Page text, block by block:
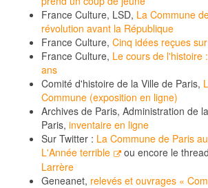
France Culture, LSD, La Commune
révolution avant la République
France Culture, Cinq idées reçues
France Culture, Le cours de l'histoire
ans
Comité d'histoire de la Ville de Paris,
Commune (exposition en ligne)
Archives de Paris, Administration de
Paris, inventaire en ligne
Sur Twitter : La Commune de Paris
L'Année terrible
ou encore le
Larrère
Geneanet, relevés et ouvrages «